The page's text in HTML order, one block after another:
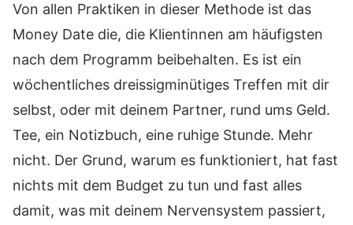
Von allen Praktiken in dieser Methode ist das
Money Date die, die Klientinnen am häufigsten
nach dem Programm beibehalten. Es ist ein
wöchentliches dreissigminütiges Treffen mit dir
selbst, oder mit deinem Partner, rund ums Geld.
Tee, ein Notizbuch, eine ruhige Stunde. Mehr
nicht. Der Grund, warum es funktioniert, hat fast
nichts mit dem Budget zu tun und fast alles
damit, was mit deinem Nervensystem passiert,